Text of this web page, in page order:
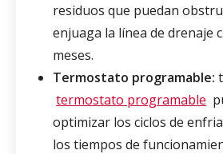
residuos que puedan
enjuaga la línea de drenaje
meses.
Termostato programable:
termostato programable
optimizar los ciclos de
los tiempos de